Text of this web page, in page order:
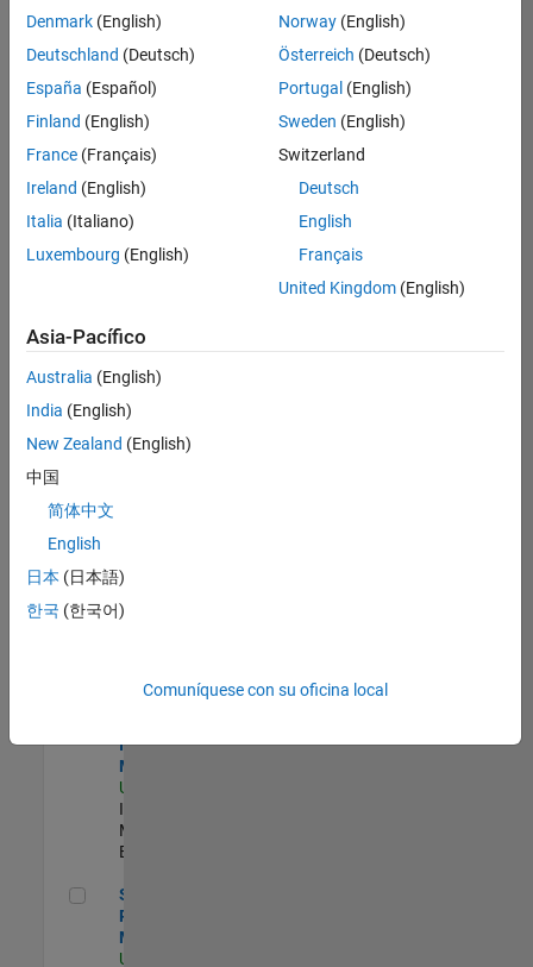
No se
han
traducido
todos
los
empleos.
Busque
por
ubicación
todos
empleos
en su
zona.
Product Strategy Lead - Cloud & Ecosystem for Simulink
Ecosystem for
US-MA-Natick
Experimentado
Industry
Manager
US-TX-Plano
Industry
Marketing |
Experimentado
Senior Program Manager
Senior
Program
Manager
US-MA-Natick
Denmark (English)
Deutschland (Deutsch)
España (Español)
Finland (English)
France (Français)
Ireland (English)
Italia (Italiano)
Luxembourg (English)
Norway(English)
Österreich (Deutsch)
Portugal (English)
Sweden (English)
Switzerland
Deutsch
English
Français
United Kingdom(English)
Asia-Pacífico
Australia (English)
India (English)
New Zealand (English)
中国
简体中文
English
日本 (日本語)
한국 (한국어)
Comuníquese con su oficina local